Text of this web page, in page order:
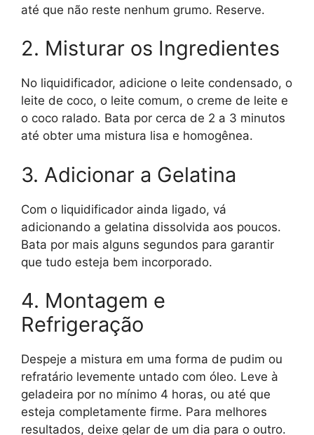
até que não reste nenhum grumo. Reserve.
2. Misturar os Ingredientes
No liquidificador, adicione o leite condensado, o
leite de coco, o leite comum, o creme de leite e
o coco ralado. Bata por cerca de 2 a 3 minutos
até obter uma mistura lisa e homogênea.
3. Adicionar a Gelatina
Com o liquidificador ainda ligado, vá
adicionando a gelatina dissolvida aos poucos.
Bata por mais alguns segundos para garantir
que tudo esteja bem incorporado.
4. Montagem e
Refrigeração
Despeje a mistura em uma forma de pudim ou
refratário levemente untado com óleo. Leve à
geladeira por no mínimo 4 horas, ou até que
esteja completamente firme. Para melhores
resultados, deixe gelar de um dia para o outro.